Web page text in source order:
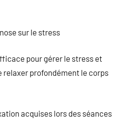
sur le stress
pour gérer le stress et
relaxer profondément le corps
acquises lors des séances